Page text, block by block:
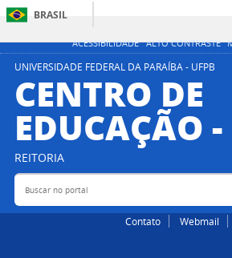
ACESSIBILIDADE ALTO CONTRASTE
BRASIL
UNIVERSIDADE FEDERAL DA PARAÍBA - UFPB
CENTRO DE
EDUCAÇÃO -
REITORIA
Buscar no portal
Contato Webmail